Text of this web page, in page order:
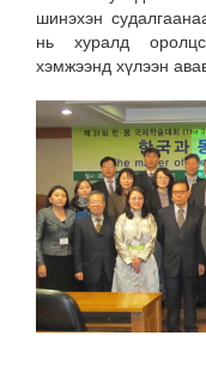
шинэхэн
нь хуралд
хэмжээнд хүлээн